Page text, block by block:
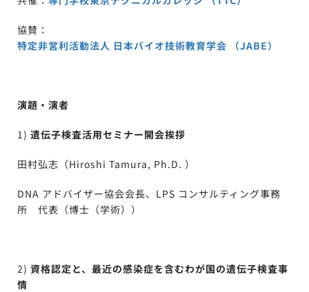
協賛：
特定非営利活動法人 日本バイオ技術教育学会 （JABE）
演題・演者
1) 遺伝子検査活用セミナー開会挨拶
田村弘志（Hiroshi Tamura, Ph.D. ）
DNA アドバイザー協会会長、LPS コンサルティング事務
所 代表（博士（学術））
2) 資格認定と、最近の感染症を含むわが国の遺伝子検査事
情